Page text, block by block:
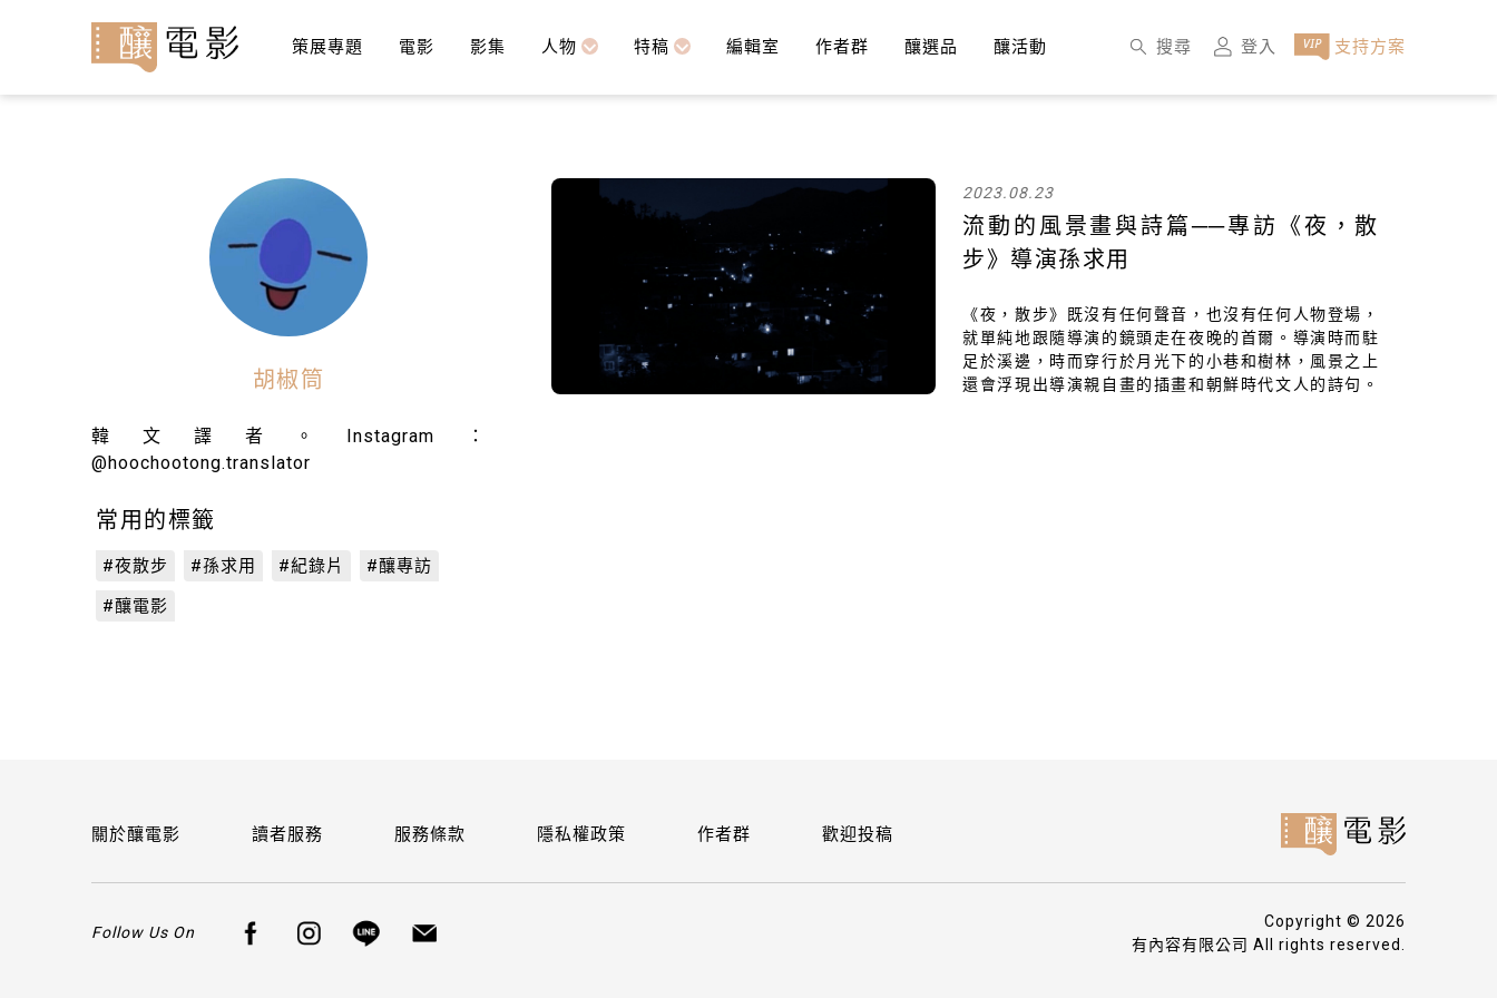
策展專題 電影 影集 人物 特稿 編輯室 作者群 釀選品 釀活動 搜尋 登入 支持方案
胡椒筒
韓文譯者。Instagram：
@hoochootong.translator
常用的標籤
#夜散步 #孫求用 #紀錄片
#釀專訪
#釀電影
2023.08.23
流動的風景畫與詩篇──專訪《夜，散
步》導演孫求用
《夜，散步》既沒有任何聲音，也沒有任何人物登場，
就單純地跟隨導演的鏡頭走在夜晚的首爾。導演時而駐
足於溪邊，時而穿行於月光下的小巷和樹林，風景之上
還會浮現出導演親自畫的插畫和朝鮮時代文人的詩句。
關於釀電影 讀者服務 服務條款 隱私權政策 作者群 歡迎投稿
Follow Us On
Copyright © 2026
有內容有限公司 All rights reserved.